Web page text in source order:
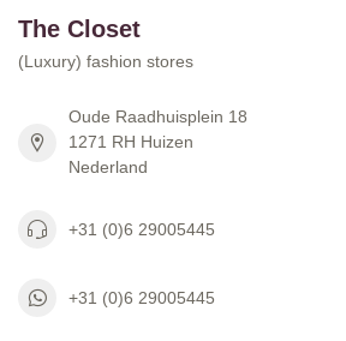
The Closet
(Luxury) fashion stores
Oude Raadhuisplein 18
1271 RH Huizen
Nederland
+31 (0)6 29005445
+31 (0)6 29005445